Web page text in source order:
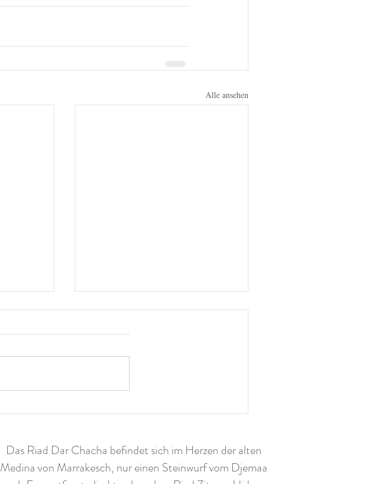
Alle ansehen
Das Riad Dar Chacha befindet sich im Herzen der alten
Medina von Marrakesch, nur einen Steinwurf vom Djemaa